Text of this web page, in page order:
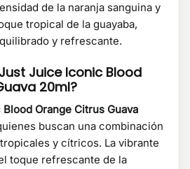
de la naranja sanguina y
tropical de la guayaba,
y refrescante.
Juice Iconic Blood
20ml?
Orange Citrus Guava
buscan una combinación
y cítricos. La vibrante
toque refrescante de la